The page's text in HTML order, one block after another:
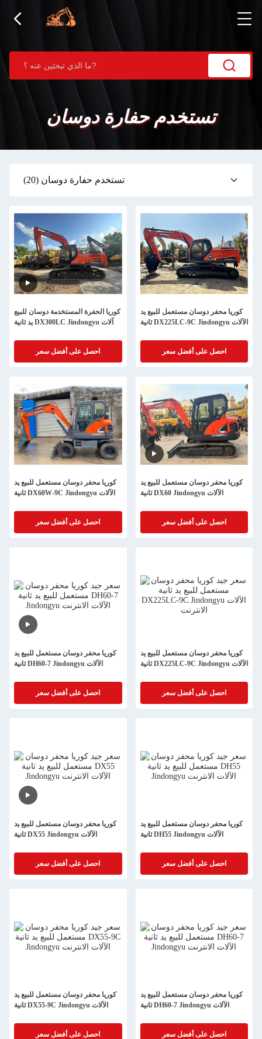
تستخدم حفارة دوسان
تستخدم حفارة دوسان (20)
كوريا الحفرة المستخدمة دوسان للبيع
يد ثانية DX300LC Jindongyu آلات
احصل على أفضل سعر
كوريا محفر دوسان مستعمل للبيع يد
ثانية DX225LC-9C Jindongyu الآلات
احصل على أفضل سعر
كوريا محفر دوسان مستعمل للبيع يد
ثانية DX60W-9C Jindongyu الآلات
احصل على أفضل سعر
كوريا محفر دوسان مستعمل للبيع يد
ثانية DX60 Jindongyu الآلات
احصل على أفضل سعر
كوريا محفر دوسان مستعمل للبيع يد
ثانية DH60-7 Jindongyu الآلات
احصل على أفضل سعر
كوريا محفر دوسان مستعمل للبيع يد
ثانية DX225LC-9C Jindongyu الآلات
احصل على أفضل سعر
كوريا محفر دوسان مستعمل للبيع يد
ثانية DX55 Jindongyu الآلات
احصل على أفضل سعر
كوريا محفر دوسان مستعمل للبيع يد
ثانية DH55 Jindongyu الآلات
احصل على أفضل سعر
كوريا محفر دوسان مستعمل للبيع يد
ثانية DX55-9C Jindongyu الآلات
احصل على أفضل سعر
كوريا محفر دوسان مستعمل للبيع يد
ثانية DH60-7 Jindongyu الآلات
احصل على أفضل سعر